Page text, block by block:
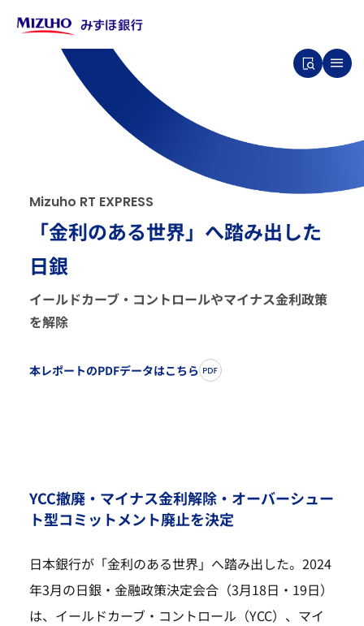
Mizuho RT EXPRESS
「金利のある世界」へ踏み出した
日銀
イールドカーブ・コントロールやマイナス金利政策
を解除
本レポートのPDFデータはこちら
YCC撤廃・マイナス金利解除・オーバーシュー
ト型コミットメント廃止を決定
日本銀行が「金利のある世界」へ踏み出した。2024
年3月の日銀・金融政策決定会合（3月18日・19日）
は、イールドカーブ・コントロール（YCC）、マイ